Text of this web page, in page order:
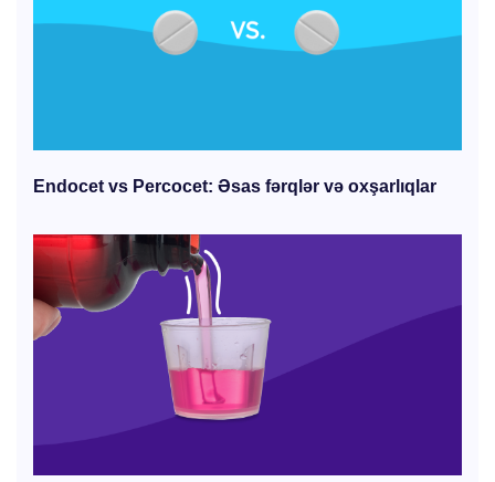
Endocet vs Percocet: Əsas fərqlər və oxşarlıqlar